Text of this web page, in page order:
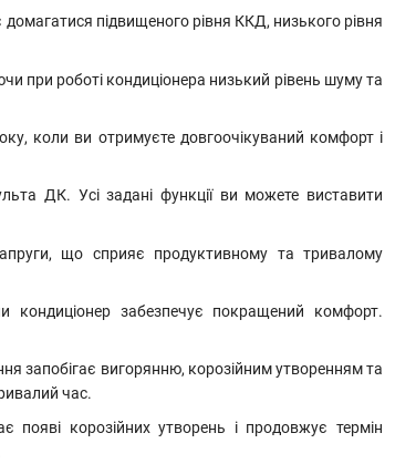
підвищеного рівня ККД, низького рівня
при роботі кондиціонера низький рівень шуму та
коли ви отримуєте довгоочікуваний комфорт і
ДК. Усі задані функції ви можете виставити
що сприяє продуктивному та тривалому
кондиціонер забезпечує покращений комфорт.
запобігає вигорянню, корозійним утворенням та
час.
появі корозійних утворень і продовжує термін